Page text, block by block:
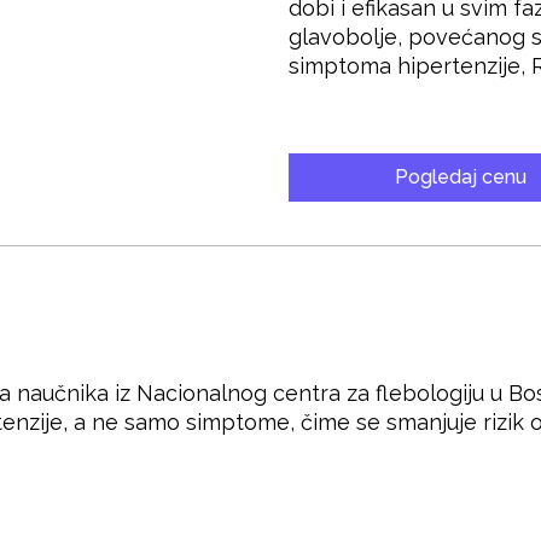
dobi i efikasan u svim
glavobolje, povećanog
simptoma hipertenzije,
Pogledaj cenu
naučnika iz Nacionalnog centra za flebologiju u
a ne samo simptome, čime se smanjuje rizik